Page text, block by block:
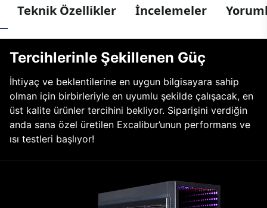
Teknik Özellikler İncelemeler
Tercihlerinle Şekillenen Güç
İhtiyaç ve beklentilerine en uygun bilgisayara sahip
olman için birbirleriyle en uyumlu şekilde çalışacak, en
üst kalite ürünler tercihini bekliyor. Siparişini verdiğin
anda sana özel üretilen Excalibur’unun performans ve
ısı testleri başlıyor!